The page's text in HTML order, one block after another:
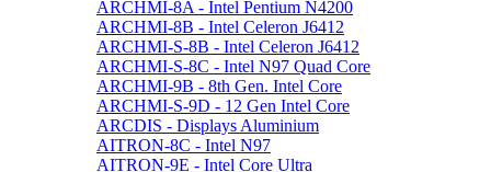
ARCHMI-8A - Intel Pentium N4200
ARCHMI-8B - Intel Celeron J6412
ARCHMI-S-8B - Intel Celeron J6412
ARCHMI-S-8C - Intel N97 Quad Core
ARCHMI-9B - 8th Gen. Intel Core
ARCHMI-S-9D - 12 Gen Intel Core
ARCDIS - Displays Aluminium
AITRON-8C - Intel N97
AITRON-9E - Intel Core Ultra